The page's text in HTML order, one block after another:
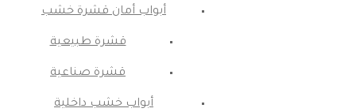
أبواب أمان قشرة خشب
قشرة طبيعية
قشرة صناعية
أبواب خشب داخلية